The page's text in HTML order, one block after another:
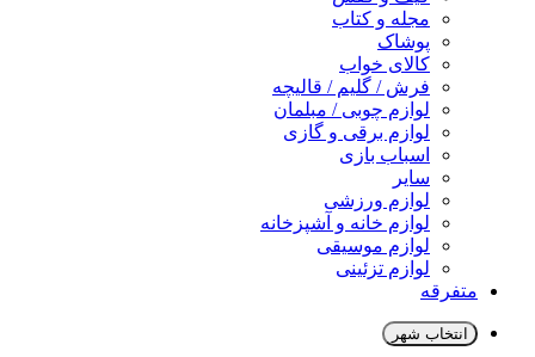
مجله و کتاب
پوشاک
کالای خواب
فرش / گلیم / قالیچه
لوازم چوبی / مبلمان
لوازم برقی و گازی
اسباب بازی
سایر
لوازم ورزشی
لوازم خانه و آشپزخانه
لوازم موسیقی
لوازم تزئینی
متفرقه
انتخاب شهر